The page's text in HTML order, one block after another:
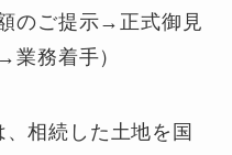
のご提示→正式御見
業務着手）
、相続した土地を国